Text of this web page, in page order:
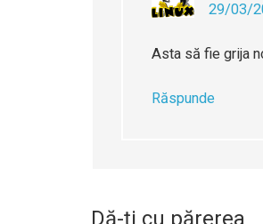
29/03/
Asta să fie grija
Răspunde
Dă-ți cu părerea